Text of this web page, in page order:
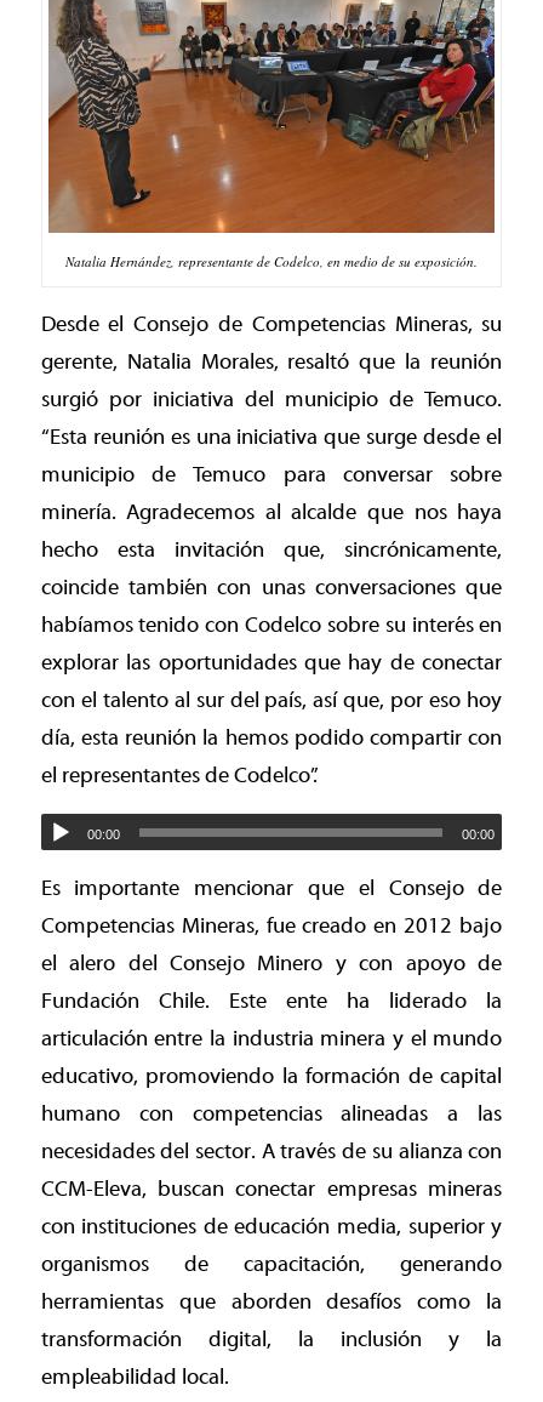
Natalia Hernández, representante de Codelco, en medio de su exposición.
Desde el Consejo de Competencias Mineras, su
gerente, Natalia Morales, resaltó que la reunión
surgió por iniciativa del municipio de Temuco.
“Esta reunión es una iniciativa que surge desde el
municipio de Temuco para conversar sobre
minería. Agradecemos al alcalde que nos haya
hecho esta invitación que, sincrónicamente,
coincide también con unas conversaciones que
habíamos tenido con Codelco sobre su interés en
explorar las oportunidades que hay de conectar
con el talento al sur del país, así que, por eso hoy
día, esta reunión la hemos podido compartir con
el representantes de Codelco”.
00:00 00:00
Es importante mencionar que el Consejo de
Competencias Mineras, fue creado en 2012 bajo
el alero del Consejo Minero y con apoyo de
Fundación Chile. Este ente ha liderado la
articulación entre la industria minera y el mundo
educativo, promoviendo la formación de capital
humano con competencias alineadas a las
necesidades del sector. A través de su alianza con
CCM-Eleva, buscan conectar empresas mineras
con instituciones de educación media, superior y
organismos de capacitación, generando
herramientas que aborden desafíos como la
transformación digital, la inclusión y la
empleabilidad local.